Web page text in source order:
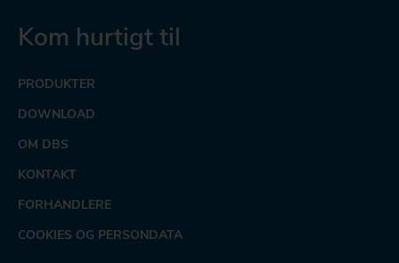
Kom hurtigt til
PRODUKTER
DOWNLOAD
OM DBS
KONTAKT
FORHANDLERE
COOKIES OG PERSONDATA